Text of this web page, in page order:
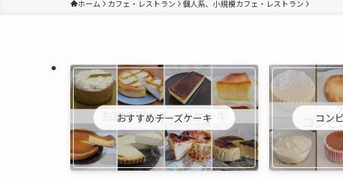
ホーム カフェ・レストラン 個人系、小規模カフェ・レストラン
おすすめチーズケーキ コン